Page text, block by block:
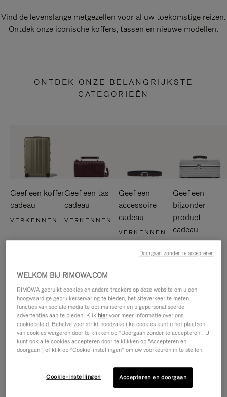
Vind de levenslange metgezellen voor al uw toekomstige reizen.
Ontdek onze iconische koffers, tassen en nieuwe modellen.
ONTDEK ONZE BELANGRIJKSTE
CATEGORIEËN
Geef een koffer
cadeau
VERKENNEN
Geef een tas
cadeau
VERKENNEN
Geef een
accessoire
cadeau
VERKENNEN
Geef een
bijzonder
product
cadeau
WELKOM BIJ RIMOWA.COM
RIMOWA gebruikt cookies en andere trackers op deze website om u een
hoogwaardige gebruikerservaring te bieden, het siteverkeer te meten,
functies van sociale media te optimaliseren en u gepersonaliseerde
advertenties aan te bieden. Klik hiervoor meer informatie over ons
cookiebeleid. Behalve voor strikt noodzakelijke cookies kunt u het plaatsen
van cookies weigeren door te klikken op “Doorgaan zonder te accepteren”. U
kunt ook alle cookies accepteren door te klikken op “Accepteren en
doorgaan”, of klik op “Cookie-instellingen” om uw voorkeuren in te stellen.
Cookie-instellingen Accepteren en doorgaan
Doorgaan zonder te accepteren